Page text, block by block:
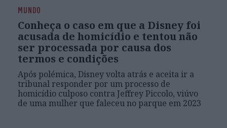
MUNDO
Conheça o caso em que a Disney foi
acusada de homicídio e tentou não
ser processada por causa dos
termos e condições
Após polémica, Disney volta atrás e aceita ir a
tribunal responder por um processo de
homicídio culposo contra Jeffrey Piccolo, viúvo
de uma mulher que faleceu no parque em 2023